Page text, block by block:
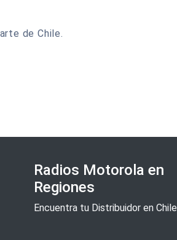
de Chile.
Radios Motorola en
Regiones
Encuentra tu Distribuidor en Chile